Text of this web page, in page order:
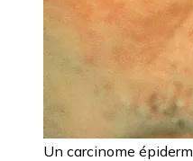
Un carcinome